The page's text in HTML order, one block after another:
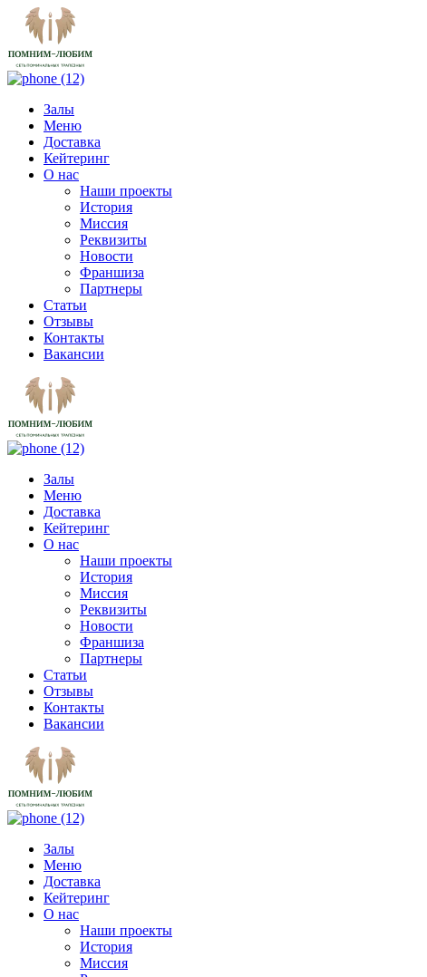
Залы
Меню
Доставка
Кейтеринг
О нас
Наши проекты
История
Миссия
Реквизиты
Новости
Франшиза
Партнеры
Статьи
Отзывы
Контакты
Вакансии
Залы
Меню
Доставка
Кейтеринг
О нас
Наши проекты
История
Миссия
Реквизиты
Новости
Франшиза
Партнеры
Статьи
Отзывы
Контакты
Вакансии
Залы
Меню
Доставка
Кейтеринг
О нас
Наши проекты
История
Миссия